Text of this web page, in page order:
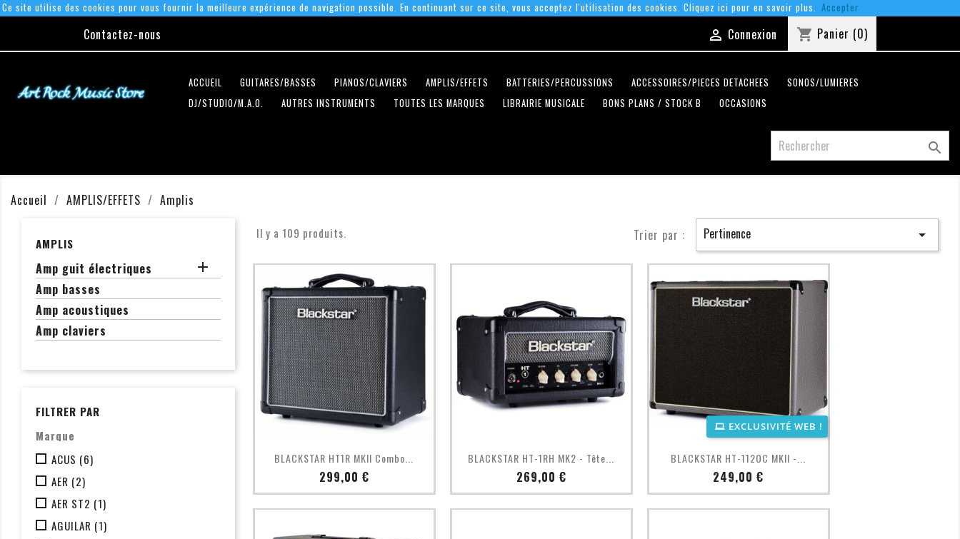
Ce site utilise des cookies pour vous fournir la meilleure expérience de navigation possible. En continuant sur ce site, vous acceptez l'utilisation des cookies. Cliquez ici pour en savoir plus. Accepter
Contactez-nous  Connexion shopping_cart Panier (0)
ACCUEIL GUITARES/BASSES PIANOS/CLAVIERS AMPLIS/EFFETS BATTERIES/PERCUSSIONS ACCESSOIRES/PIECES DETACHEES
SONOS/LUMIERES
DJ/STUDIO/M.A.O.
AUTRES INSTRUMENTS TOUTES LES MARQUES LIBRAIRIE MUSICALE BONS PLANS / STOCK B OCCASIONS

Accueil AMPLIS/EFFETS Amplis
AMPLIS
Amp guit électriques

Amp basses
Amp acoustiques
Amp claviers
FILTRER PAR
Marque
ACUS (6)
AER (2)
AER ST2 (1)
AGUILAR (1)
Il y a 109 produits. Trier par : Pertinence 
BLACKSTAR HT1R MKII Combo...
Prix
299,00 €
Aperçu rapide BLACKSTAR HT-1RH MK2 - Tête...
Prix
269,00 €
Aperçu rapide BLACKSTAR HT-112OC MKII -...
Prix
249,00 €
EXCLUSIVITÉ WEB !
Aperçu rapide